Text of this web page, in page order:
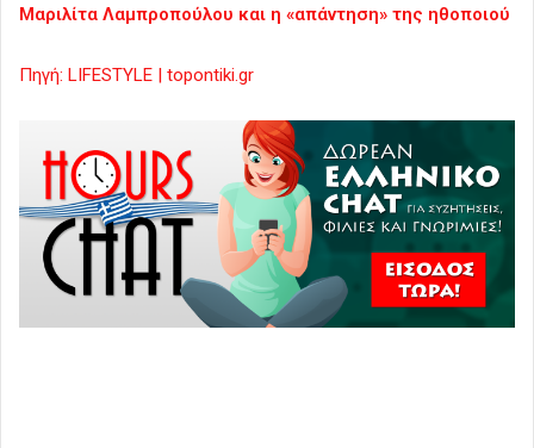
Μαριλίτα Λαμπροπούλου και η «απάντηση» της ηθοποιού
Πηγή: LIFESTYLE | topontiki.gr